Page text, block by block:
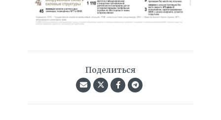
Поделиться